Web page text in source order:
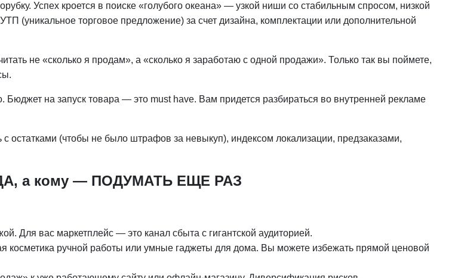
Успех кроется в поиске «голубого океана» — узкой ниши со стабильным спросом, низкой
(уникальное торговое предложение) за счет дизайна, комплектации или дополнительной
не «сколько я продам», а «сколько я заработаю с одной продажи». Только так вы поймете,
на запуск товара — это must have. Вам придется разбираться во внутренней рекламе
с остатками (чтобы не было штрафов за невыкуп), индексом локализации, предзаказами,
ДА, а кому — ПОДУМАТЬ ЕЩЕ РАЗ
Для вас маркетплейс — это канал сбыта с гигантской аудиторией.
ручной работы или умные гаджеты для дома. Вы можете избежать прямой ценовой